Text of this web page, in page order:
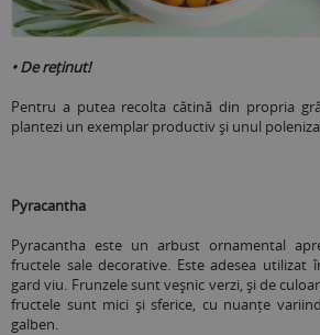
• De reținut!
Pentru a putea recolta cătină din propria
plantezi un exemplar productiv și unul
Pyracantha
Pyracantha este un arbust ornamental
fructele sale decorative. Este adesea utilizat
gard viu. Frunzele sunt veșnic verzi, și de
fructele sunt mici și sferice, cu nuanțe
galben.